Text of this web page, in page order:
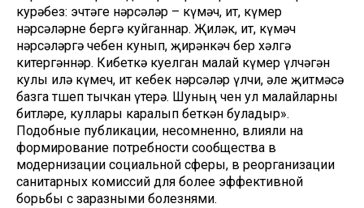
курәбез: эчтәге нәрсәләр – күмәч, ит, күмер
нәрсәләрне бергә куйганнар. Җиләк, ит, күмәч
нәрсәләргә чебен кунып, җирәнкәч бер хәлгә
китергәннәр. Кибеткә куелган малай күмер үлчәгән
кулы илә күмеч, ит кебек нәрсәләр үлчи, әле җитмәсә
базга төшеп тычкан үтерә. Шуның өчен ул малайларны
битләре, куллары каралып беткән буладыр».
Подобные публикации, несомненно, влияли на
формирование потребности сообщества в
модернизации социальной сферы, в реорганизации
санитарных комиссий для более эффективной
борьбы с заразными болезнями.